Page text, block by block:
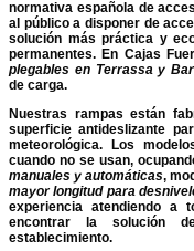
normativa española de
al público a disponer de
solución más práctica y
permanentes. En Cajas
plegables en Terrassa y
de carga.
Nuestras rampas están
superficie antideslizante
meteorológica. Los
cuando no se usan,
manuales y automáticas,
mayor longitud para
experiencia atendiendo a
encontrar la solución
establecimiento.